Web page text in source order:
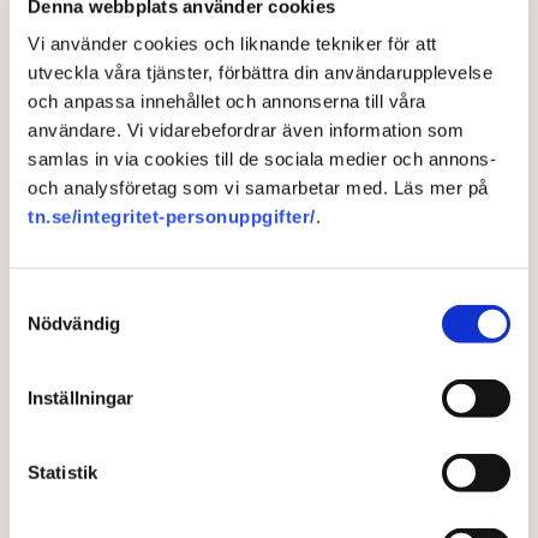
Denna webbplats använder cookies
Vi använder cookies och liknande tekniker för att
utveckla våra tjänster, förbättra din användarupplevelse
och anpassa innehållet och annonserna till våra
användare. Vi vidarebefordrar även information som
samlas in via cookies till de sociala medier och annons-
och analysföretag som vi samarbetar med. Läs mer på
tn.se/integritet-personuppgifter/.
Nödvändig
Inställningar
Statistik
Uppsalaföretagaren Madelene Törnblom, grundare
av e-handelsbolaget Maya Delorez, vann
entreprenörspriset ”Årets kvinnliga stjärnskott”.
3 years ago | Av: Gabriel Cardona Cervantes
7 tips: Så växer företaget trots